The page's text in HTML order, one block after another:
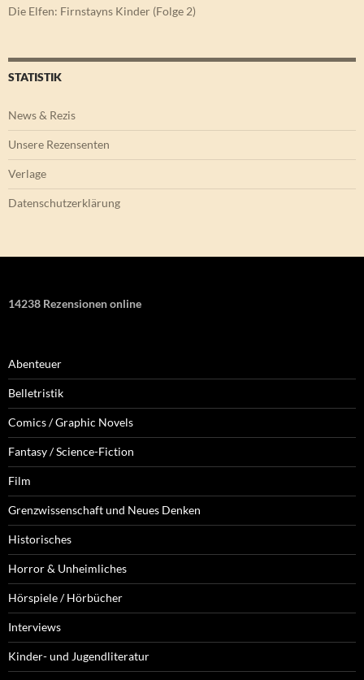
Die Elfen: Firnstayns Kinder (Folge 2)
STATISTIK
News & Rezis
Unsere Rezensenten
Verlage
Datenschutzerklärung
14238 Rezensionen online
Abenteuer
Belletristik
Comics / Graphic Novels
Fantasy / Science-Fiction
Film
Grenzwissenschaft und Neues Denken
Historisches
Horror & Unheimliches
Hörspiele / Hörbücher
Interviews
Kinder- und Jugendliteratur